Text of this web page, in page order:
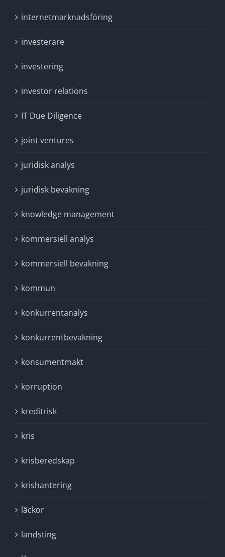
internetmarknadsföring
investerare
investering
investor relations
IT Due Diligence
joint ventures
juridisk analys
juridisk bevakning
knowledge management
kommersiell analys
kommersiell bevakning
kommun
konkurrentanalys
konkurrentbevakning
konsumentmakt
korruption
kreditrisk
kris
krisberedskap
krishantering
läckor
landsting